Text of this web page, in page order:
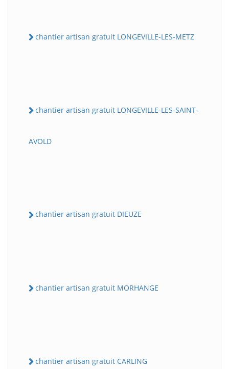
chantier artisan gratuit LONGEVILLE-LES-METZ
chantier artisan gratuit LONGEVILLE-LES-SAINT-
AVOLD
chantier artisan gratuit DIEUZE
chantier artisan gratuit MORHANGE
chantier artisan gratuit CARLING